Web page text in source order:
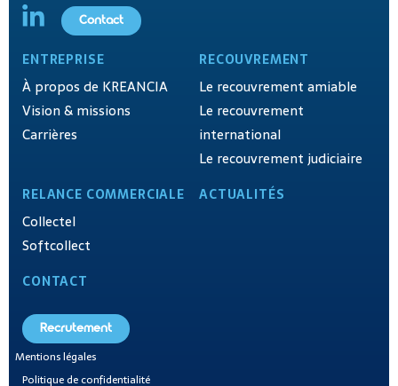
Contact
ENTREPRISE
À propos de KREANCIA
Vision & missions
Carrières
RECOUVREMENT
Le recouvrement amiable
Le recouvrement
international
Le recouvrement judiciaire
RELANCE COMMERCIALE
Collectel
Softcollect
ACTUALITÉS
CONTACT
Recrutement
Mentions légales
Politique de confidentialité